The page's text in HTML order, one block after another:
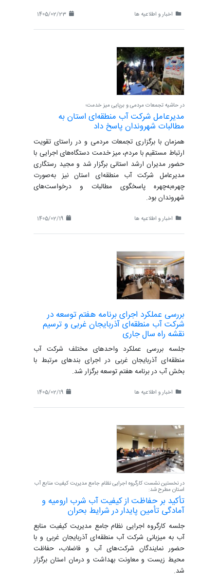
اخبار و اطلاعیه ها
در حاشیه تجمعات مردمی و برپایی میز خدمت؛
مدیرعامل شرکت آب منطقه‌ای استان به
مطالبات شهروندان پاسخ داد
همزمان با برگزاری تجمعات مردمی و در راستای تقویت
ارتباط مستقیم با مردم، میز خدمت دستگاه‌های اجرایی با
حضور مدیران ارشد استانی برگزار شد و مجید رستگاری
مدیرعامل شرکت آب منطقه‌ای استان نیز به‌صورت
چهره‌به‌چهره پاسخگوی مطالبات و درخواست‌های
شهروندان بود.
اخبار و اطلاعیه ها
بررسی عملکرد اجرای برنامه هفتم توسعه در
شرکت آب منطقه‌ای آذربایجان غربی و ترسیم
نقشه راه سال جاری
جلسه بررسی عملکرد واحدهای مختلف شرکت آب
منطقه‌ای آذربایجان غربی در اجرای بندهای مرتبط با
بخش آب در برنامه هفتم توسعه برگزار شد.
اخبار و اطلاعیه ها
در نخستین نشست کارگروه اجرایی نظام جامع مدیریت کیفیت منابع آب
استان مطرح شد:
تأکید بر حفاظت از کیفیت آب شرب ارومیه و
آمادگی تأمین پایدار در شرایط بحران
جلسه کارگروه اجرایی نظام جامع مدیریت کیفیت منابع
آب به میزبانی شرکت آب منطقه‌ای آذربایجان غربی و با
حضور نمایندگان شرکت‌های آب و فاضلاب، حفاظت
محیط زیست و معاونت بهداشت و درمان استان برگزار
شد.